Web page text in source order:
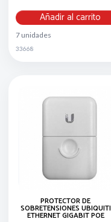
Añadir al carrito
7 unidades
33668
PROTECTOR DE
SOBRETENSIONES UBIQUITI
ETHERNET GIGABIT POE